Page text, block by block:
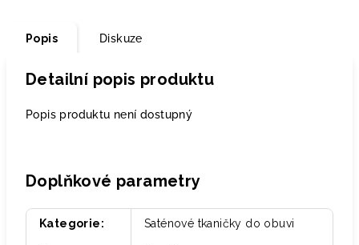
Popis Diskuze
Detailní popis produktu
Popis produktu není dostupný
Doplňkové parametry
Kategorie: Saténové tkaničky do obuvi